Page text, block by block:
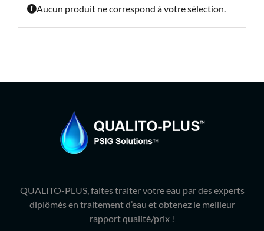
Produits
Aucun produit ne correspond à votre sélection.
QUALITO-PLUS, faites traiter votre eau par des experts
diplômés en traitement d’eau et obtenez le meilleur
rapport qualité/prix !